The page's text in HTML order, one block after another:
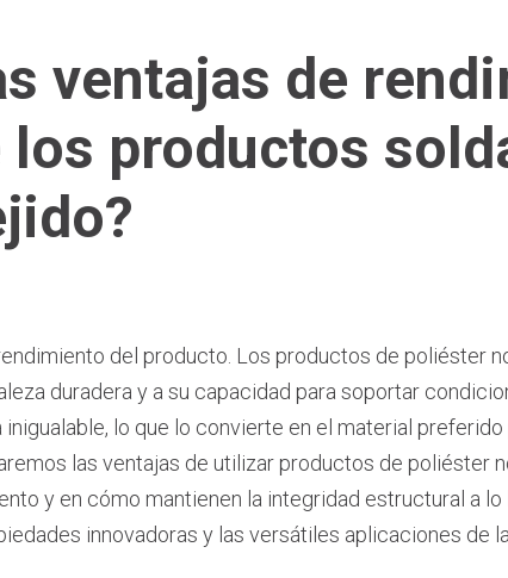
ventajas de
productos
del producto. Los productos de poliéster
duradera y a su capacidad para soportar
lo que lo convierte en el material
las ventajas de utilizar productos de poliéster
y en cómo mantienen la integridad estructural a lo
innovadoras y las versátiles aplicaciones de